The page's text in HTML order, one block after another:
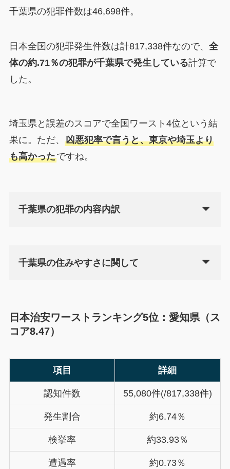
千葉県の犯罪件数は46,698件。
日本全国の犯罪発生件数は計817,338件なので、 全
体の約.71％の犯罪が千葉県で発生している計算で
した。
埼玉県と誤差のスコアで全国ワースト4位という結
果に。ただ、 凶悪犯率で言うと、東京や埼玉より
も高かったですね。
千葉県の犯罪の内容内訳
千葉県の住みやすさに関して
日本治安ワーストランキング5位：愛知県（ス
コア8.47）
項目 詳細
認知件数 55,080件(/817,338件)
発生割合 約6.74％
検挙率 約33.93％
遭遇率 約0.73％